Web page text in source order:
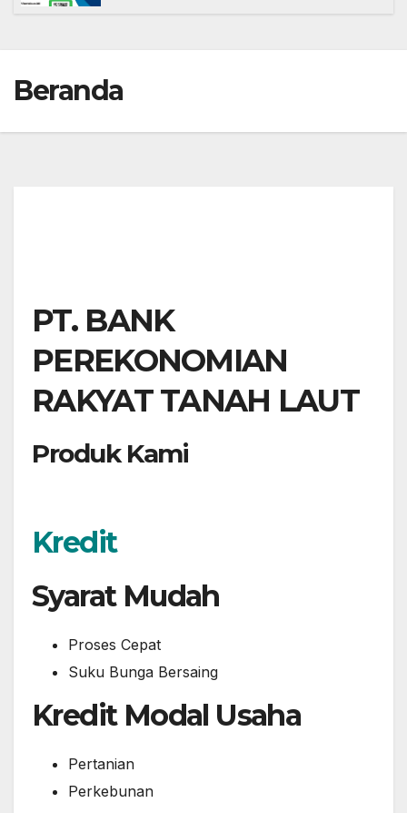
Beranda
PT. BANK
PEREKONOMIAN
RAKYAT TANAH LAUT
Produk Kami
Kredit
Syarat Mudah
Proses Cepat
Suku Bunga Bersaing
Kredit Modal Usaha
Pertanian
Perkebunan